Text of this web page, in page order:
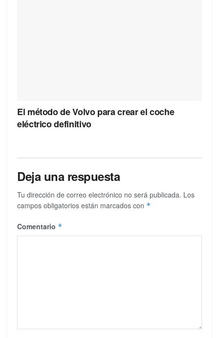
El método de Volvo para crear el coche
eléctrico definitivo
Deja una respuesta
Tu dirección de correo electrónico no será publicada. Los
campos obligatorios están marcados con *
Comentario *